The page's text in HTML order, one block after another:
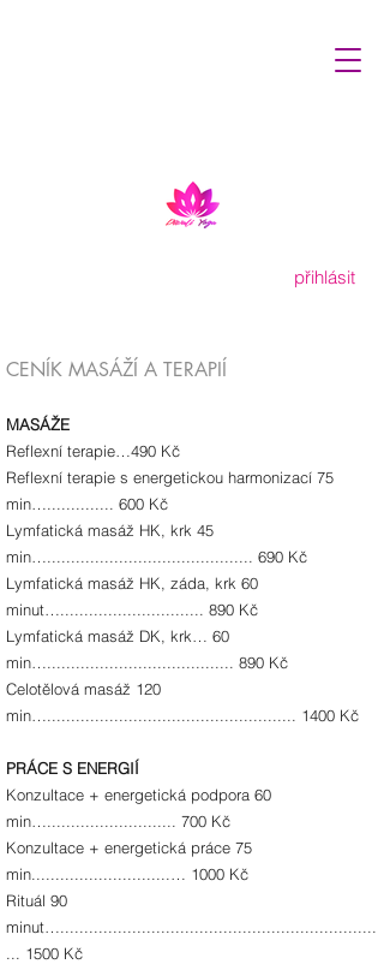
přihlásit
CENÍK MASÁŽÍ A TERAPIÍ
MASÁŽE
Reflexní terapie…490 Kč
Reflexní terapie s energetickou harmonizací 75
min….............. 600 Kč
Lymfatická masáž HK, krk 45
min…........................................... 690 Kč
Lymfatická masáž HK, záda, krk 60
minut….............................. 890 Kč
Lymfatická masáž DK, krk… 60
min…....................................... 890 Kč
Celotělová masáž 120
min….................................................... 1400 Kč
PRÁCE S ENERGIÍ
Konzultace + energetická podpora 60
min…........................... 700 Kč
Konzultace + energetická práce 75
min.............................… 1000 Kč
Rituál 90
minut…..................................................................
... 1500 Kč